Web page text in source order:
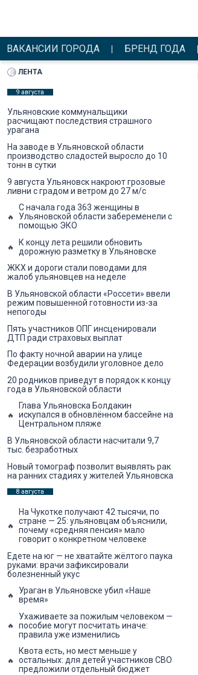
ВАКАНСИИ ГОРОДА БРЕНД ГОДА
ЛЕНТА
9 августа
Ульяновские коммунальщики
расчищают последствия страшного
урагана
На заводе в Ульяновской области
производство сладостей выросло до 10
тонн в сутки
9 августа Ульяновск накроют грозовые
ливни с градом и ветром до 27 м/с
С начала года 363 женщины в
Ульяновской области забеременели с
помощью ЭКО
К концу лета решили обновить
дорожную разметку в Ульяновске
ЖКХ и дороги стали поводами для
жалоб ульяновцев на неделе
В Ульяновской области «Россети» ввели
режим повышенной готовности из-за
непогоды
Пять участников ОПГ инсценировали
ДТП ради страховых выплат
По факту ночной аварии на улице
Федерации возбудили уголовное дело
20 родников приведут в порядок к концу
года в Ульяновской области
Глава Ульяновска Болдакин
искупался в обновлённом бассейне на
Центральном пляже
В Ульяновской области насчитали 9,7
тыс. безработных
Новый томограф позволит выявлять рак
на ранних стадиях у жителей Ульяновска
8 августа
На Чукотке получают 42 тысячи, по
стране — 25: ульяновцам объяснили,
почему «средняя пенсия» мало
говорит о конкретном человеке
Едете на юг — не хватайте жёлтого паука
руками: врачи зафиксировали
болезненный укус
Ураган в Ульяновске убил «Наше
время»
Ухаживаете за пожилым человеком —
пособие могут посчитать иначе:
правила уже изменились
Квота есть, но мест меньше у
остальных: для детей участников СВО
предложили отдельный бюджет